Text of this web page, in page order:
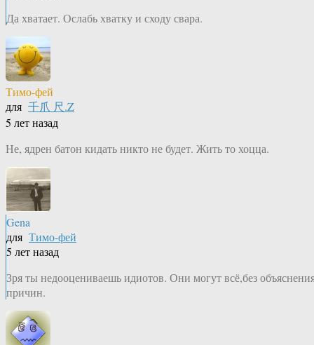
Да хватает. Ослабь хватку и сходу свара.
Тимо-фей
для 千爪 尺.Z
5 лет назад
Не, ядрен батон кидать никто не будет. Жить то хоцца.
Gena
для Тимо-фей
5 лет назад
Зря ты недооцениваешь идиотов. Они могут всё,без
причин.